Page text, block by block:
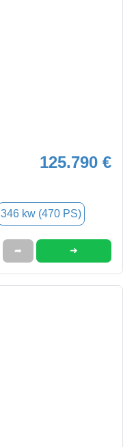
125.790 €
346 kw (470 PS)
➦ ➜